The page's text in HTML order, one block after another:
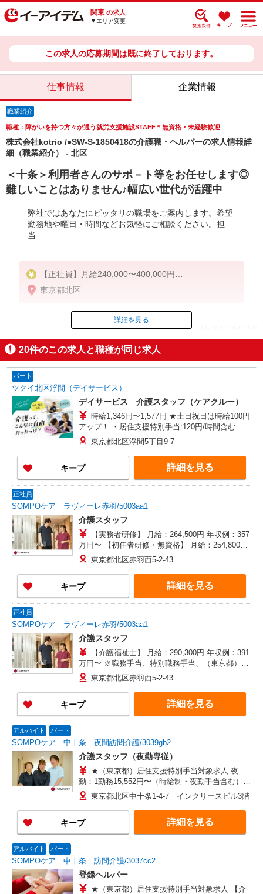
関東 の求人
▼エリア変更
この求人の応募期間は既に終了しております。
仕事情報 企業情報
職業紹介
職種：障がいを持つ方々が通う就労支援施設STAFF＊無資格・未経験歓迎
株式会社kotrio /●SW-S-1850418の介護職・ヘルパーの求人情報詳
細（職業紹介） - 北区
＜十条＞利用者さんのサポ－ト等をお任せします◎
難しいことはありません♪幅広い世代が活躍中
弊社ではあなたにピッタリの職場をご案内します。希望
勤務地や曜日・時間などお気軽にご相談ください。担
当...
【正社員】月給240,000〜400,000円
・基本給：200,000円〜220,000円
・資格手当：10,000〜30,000円
・処遇改善手当：20,000〜60,000円（勤続年数、保
有資格により変動）
・固定残業手当：20,000円（10時間）
※固定残業時間を超過する場合には超過勤務手当と
して別途支給
）
下記資格をお持ちの方歓迎
・認知症介護基礎研修
・初任者研修
・実務者研修
東京都北区
ID：AE0610050759
掲載期間終了
詳細を見る
20件のこの求人と職種が同じ求人
パート
ツクイ北区浮間（デイサービス）
デイサービス 介護スタッフ（ケアクルー）
時給1,346円〜1,577円 ★土日祝日は時給100円
アップ！ ・居住支援特別手当:120円/時間含む ※
給与幅は資格・経験等による
東京都北区浮間5丁目9-7
キープ 詳細を見る
正社員
SOMPOケア ラヴィーレ赤羽/5003aa1
介護スタッフ
【実務者研修】 月給：264,500円 年収例：357
万円〜 【初任者研修・無資格】 月給：254,800円
年収例：347万円〜 ※職務手当、（東京都）居住
支援特別手当、日祝手当（月平均2回分）、夜勤手
当（月平均4回分）等、毎月平均的に支払われる手
当を含みます。 ※居住支援特別手当は勤続5年目
までの方はさらに1万円支給（再入社は除く） ◎
間外手当支給（超過1分〜）
東京都北区赤羽西5-2-43
キープ 詳細を見る
正社員
SOMPOケア ラヴィーレ赤羽/5003aa1
介護スタッフ
【介護福祉士】 月給：290,300円 年収例：391
万円〜 ※職務手当、特別職務手当、（東京都）居
住支援特別手当、働きがい向上手当、日祝手当
（月平均2回分）、夜勤手当（月平均4回分）等、
毎月平均的に支払われる手当を含みます。 ※居住
支援特別手当は勤続5年目までの方はさらに1万円
支給（再入社は除く） ◎賞与：基本給2.08ヶ月分/
分〜）
東京都北区赤羽西5-2-43
キープ 詳細を見る
アルバイト パート
SOMPOケア 中十条 夜間訪問介護/3039gb2
介護スタッフ（夜勤専従）
★（東京都）居住支援特別手当対象求人 夜
勤：1勤務15,552円〜（時給制・夜勤手当含む）
時給：1,444円 ◎週20時間以上勤務（社保加入
者）の場合は時給：1,494円 ※居住支援特別手当
は勤続5年目までの方はさらに時給＋50円（再入社
者は除く）
東京都北区中十条1-4-7 インクリースビル3階
キープ 詳細を見る
アルバイト パート
SOMPOケア 中十条 訪問介護/3037cc2
登録ヘルパー
★（東京都）居住支援特別手当対象求人 【介